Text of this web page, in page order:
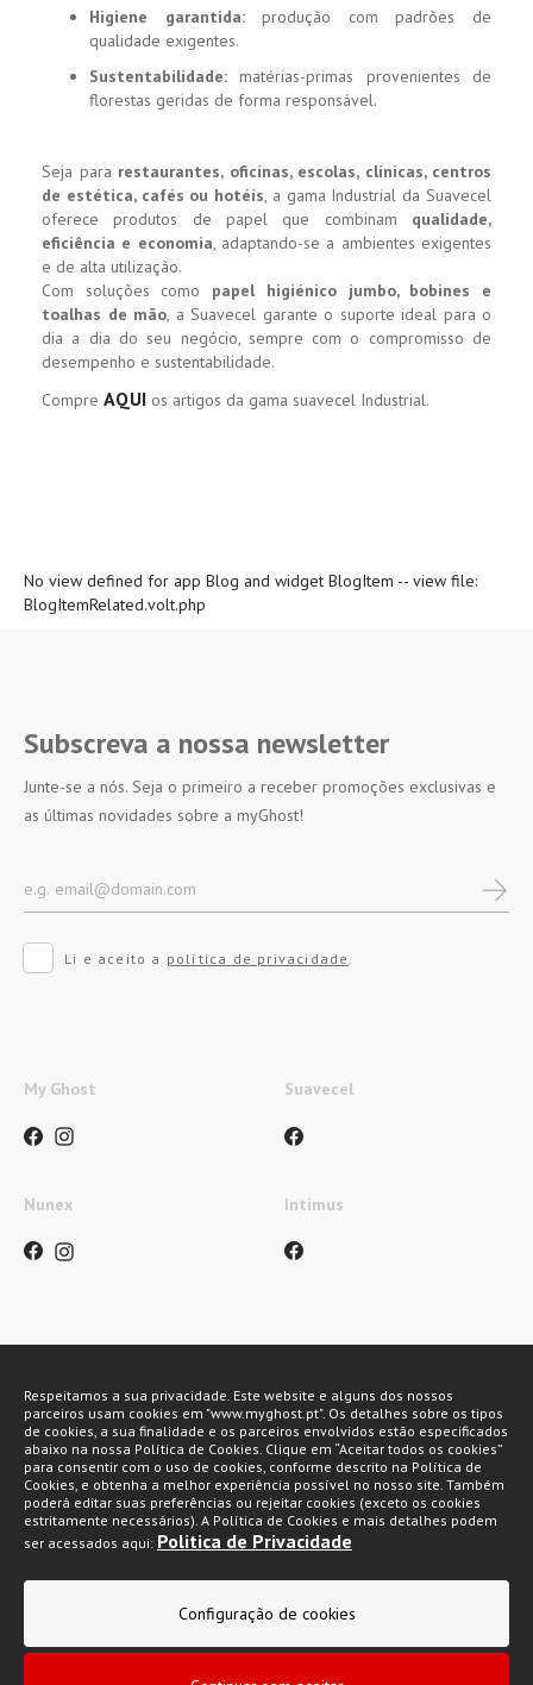
Higiene garantida:produção com padrões de
qualidade exigentes.
Sustentabilidade: matérias-primas provenientes de
florestas geridas de forma responsável.
Seja para restaurantes, oficinas, escolas, clínicas, centros
de estética, cafés ou hotéis, a gama Industrial da Suavecel
oferece produtos de papel que combinam qualidade,
eficiência e economia, adaptando-se a ambientes exigentes
e de alta utilização.
Com soluções como papel higiénico jumbo, bobines e
toalhas de mão, a Suavecel garante o suporte ideal para o
dia a dia do seu negócio, sempre com o compromisso de
desempenho e sustentabilidade.
Compre AQUI os artigos da gama suavecel Industrial.
No view defined for app Blog and widget BlogItem -- view file:
BlogItemRelated.volt.php
Subscreva a nossa newsletter
Junte-se a nós. Seja o primeiro a receber promoções exclusivas e
as últimas novidades sobre a myGhost!
Li e aceito a política de privacidade.
My Ghost Suavecel
Nunex Intimus
My Ghost 2026 © Todos os direitos reservados
Condições gerais de venda
Respeitamos a sua privacidade. Este website e alguns dos nossos
parceiros usam cookies em "www.myghost.pt". Os detalhes sobre os tipos
de cookies, a sua finalidade e os parceiros envolvidos estão especificados
abaixo na nossa Política de Cookies. Clique em “Aceitar todos os cookies”
para consentir com o uso de cookies, conforme descrito na Política de
Cookies, e obtenha a melhor experiência possível no nosso site. Também
poderá editar suas preferências ou rejeitar cookies (exceto os cookies
estritamente necessários). A Política de Cookies e mais detalhes podem
ser acessados aqui: Politica de Privacidade
Configuração de cookies